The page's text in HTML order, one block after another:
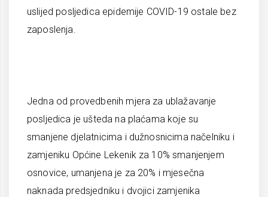
uslijed posljedica epidemije COVID-19 ostale bez
zaposlenja.
Jedna od provedbenih mjera za ublažavanje
posljedica je ušteda na plaćama koje su
smanjene djelatnicima i dužnosnicima načelniku i
zamjeniku Općine Lekenik za 10% smanjenjem
osnovice, umanjena je za 20% i mjesečna
naknada predsjedniku i dvojici zamjenika